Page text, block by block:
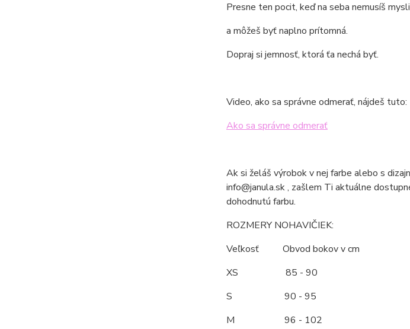
Presne ten pocit, keď na seba nemusíš
a môžeš byť naplno prítomná.
Dopraj si jemnosť, ktorá ťa nechá byť.
Video, ako sa správne odmerať, nájdeš tuto:
Ako sa správne odmerať
Ak si želáš výrobok v nej farbe alebo s
info@janula.sk , zašlem Ti aktuálne
dohodnutú farbu.
ROZMERY NOHAVIČIEK:
Veľkosť Obvod bokov v cm
XS 85 - 90
S 90 - 95
M 96 - 102